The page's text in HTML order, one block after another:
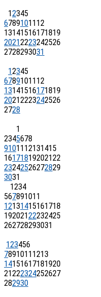
12345
67891011 12
13141516171819
20212223242526
2728293031
12345
67891011 12
13141516171819
20212223242526
2728
1
2345678
91011 12131415
16171819202122
23242526272829
3031
1234
567891011
12131415161718
19202122232425
262728293031
123456
7891011 1213
14151617181920
21222324252627
282930